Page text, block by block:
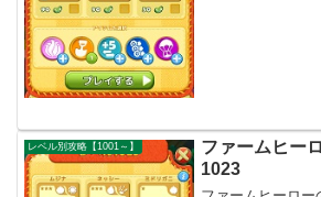
レベル別攻略【1001～】
ファームヒー
1023